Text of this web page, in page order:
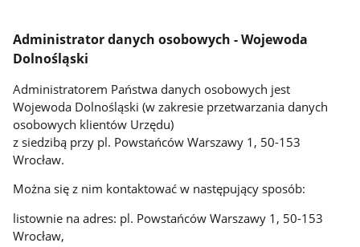
Administrator danych osobowych - Wojewoda
Dolnośląski
Administratorem Państwa danych osobowych jest
Wojewoda Dolnośląski (w zakresie przetwarzania danych
osobowych klientów Urzędu)
z siedzibą przy pl. Powstańców Warszawy 1, 50-153
Wrocław.
Można się z nim kontaktować w następujący sposób:
listownie na adres: pl. Powstańców Warszawy 1, 50-153
Wrocław,